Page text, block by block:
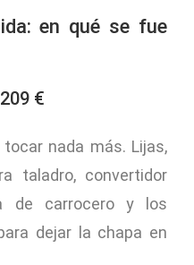
en qué se fue
€
nada más. Lijas,
taladro, convertidor
de carrocero y los
dejar la chapa en